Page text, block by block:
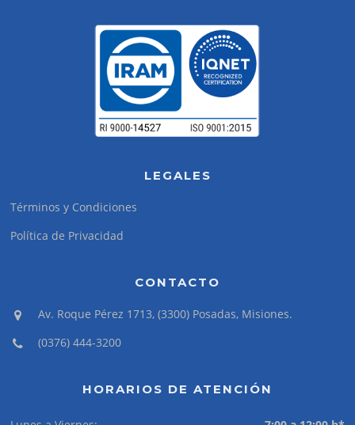
LEGALES
Términos y Condiciones
Política de Privacidad
CONTACTO
Av. Roque Pérez 1713, (3300) Posadas, Misiones.
(0376) 444-3200
HORARIOS DE ATENCIÓN